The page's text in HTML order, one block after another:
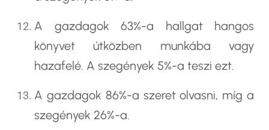
A gazdagok 63%-a hallgat hangos
könyvet útközben munkába vagy
hazafelé. A szegények 5%-a teszi ezt.
A gazdagok 86%-a szeret olvasni, míg a
szegények 26%-a.